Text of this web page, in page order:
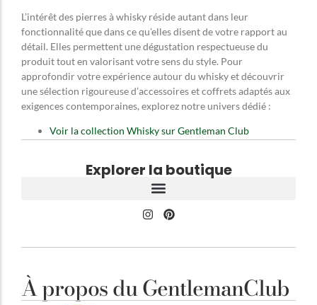
L’intérêt des pierres à whisky réside autant dans leur
fonctionnalité que dans ce qu’elles disent de votre rapport au
détail. Elles permettent une dégustation respectueuse du
produit tout en valorisant votre sens du style. Pour
approfondir votre expérience autour du whisky et découvrir
une sélection rigoureuse d’accessoires et coffrets adaptés aux
exigences contemporaines, explorez notre univers dédié :
Voir la collection Whisky sur Gentleman Club
Explorer la boutique
À propos du GentlemanClub